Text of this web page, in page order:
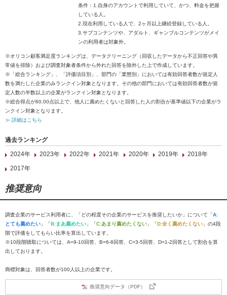
条件：1.自身のアカウントで利用していて、かつ、料金を把握
している人。
2.現在利用している人で、2ヶ月以上継続登録している人。
3.サブコンテンツや、アダルト、ギャンブルコンテンツがメイ
ンの利用者は対象外。
※オリコン顧客満足度ランキングは、データクリーニング（回収したデータから不正回答や異
常値を排除）および調査対象者条件から外れた回答を除外した上で作成しています。
※「総合ランキング」、「評価項目別」、部門の「業態別」においては有効回答者数が規定人
数を満たした企業のみランクイン対象となります。その他の部門においては有効回答者数が規
定人数の半数以上の企業がランクイン対象となります。
※総合得点が60.00点以上で、他人に薦めたくないと回答した人の割合が基準値以下の企業がラ
ンクイン対象となります。
≫ 詳細はこちら
過去ランキング
2024年
2023年 2022年 2021年 2020年 2019年
2018年
2017年
推奨意向
調査企業のサービス利用者に、「どの程度その企業のサービスを推奨したいか」について「A:
とても薦めたい 」「B:まあ薦めたい 」「C:あまり薦めたくない 」「D:全く薦めたくない 」の4段
階で評価をしてもらい比率を算出しています。
※10段階聴取については、A=9-10回答、B=6-8回答、C=3-5回答、D=1-2回答として割合を算
出しております。
商標対象は、回答者数が100人以上の企業です。
推奨意向データ（PDF）